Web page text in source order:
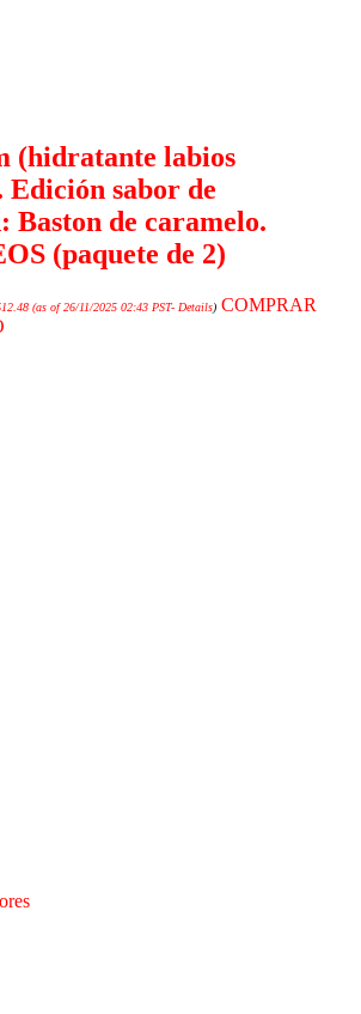
(hidratante labios
Edición sabor de
Baston de caramelo.
(paquete de 2)
12.48 (as of 26/11/2025 02:43 PST- Details) COMPRAR